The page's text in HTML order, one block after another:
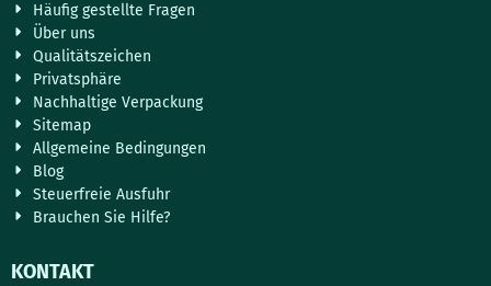
Häufig gestellte Fragen
Über uns
Qualitätszeichen
Privatsphäre
Nachhaltige Verpackung
Sitemap
Allgemeine Bedingungen
Blog
Steuerfreie Ausfuhr
Brauchen Sie Hilfe?
KONTAKT